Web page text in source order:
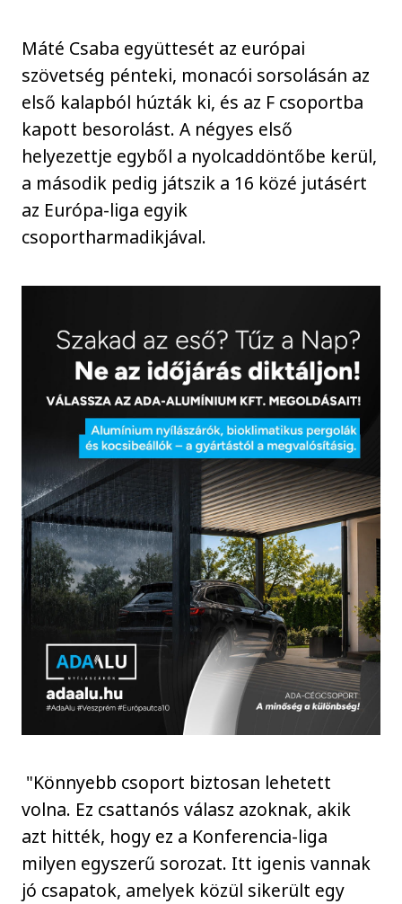
Máté Csaba együttesét az európai
szövetség pénteki, monacói sorsolásán az
első kalapból húzták ki, és az F csoportba
kapott besorolást. A négyes első
helyezettje egyből a nyolcaddöntőbe kerül,
a második pedig játszik a 16 közé jutásért
az Európa-liga egyik
csoportharmadikjával.
"Könnyebb csoport biztosan lehetett
volna. Ez csattanós válasz azoknak, akik
azt hitték, hogy ez a Konferencia-liga
milyen egyszerű sorozat. Itt igenis vannak
jó csapatok, amelyek közül sikerült egy